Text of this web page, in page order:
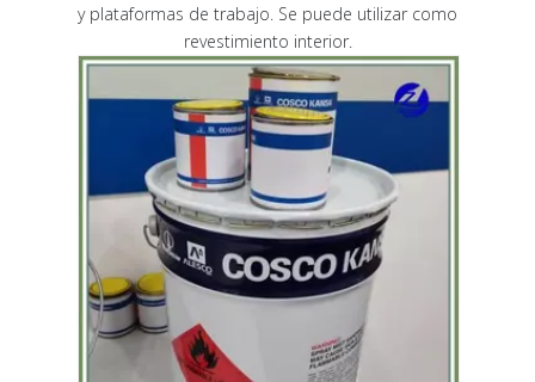
y plataformas de trabajo. Se puede utilizar como
revestimiento interior.